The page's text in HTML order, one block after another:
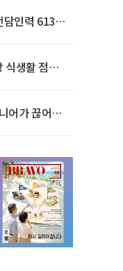
담인력 613명
식생활 점수
어가 끊어야